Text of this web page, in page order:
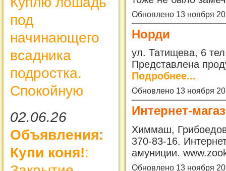
под
начинающего
всадника
подростка.
Спокойную
02.06.26
Объявления:
Купи коня!:
Обновлено 13 ноября
Норди
ул. Татищева, 6
Представлена
Подробнее...
Обновлено 13 ноября
Интернет-
Химмаш,
370-83-16.
амуниции.
Обновлено 13 ноября